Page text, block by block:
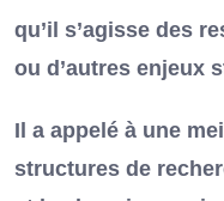
qu’il s’agisse des
ou d’autres enjeux
Il a appelé à une
structures de